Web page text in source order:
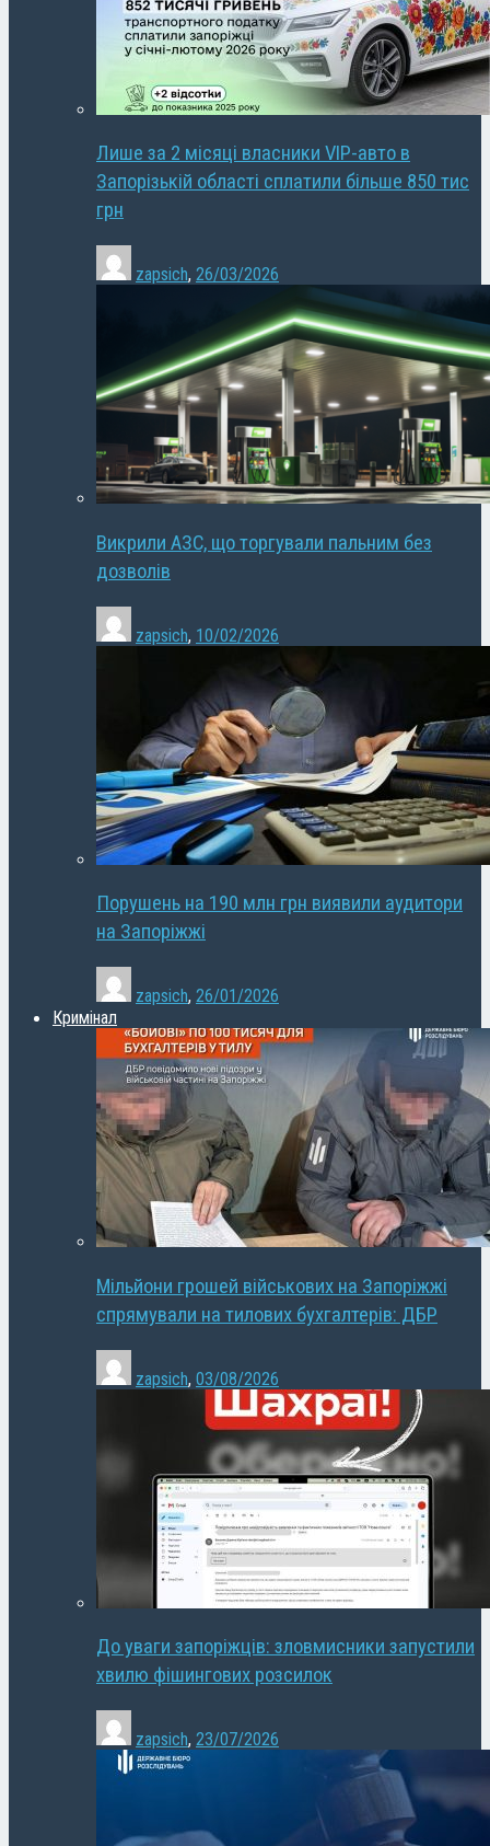
Лише за 2 місяці власники VIP-авто в
Запорізькій області сплатили більше 850 тис
грн
zapsich, 26/03/2026
Викрили АЗС, що торгували пальним без
дозволів
zapsich, 10/02/2026
Порушень на 190 млн грн виявили аудитори
на Запоріжжі
zapsich, 26/01/2026
Кримінал
Мільйони грошей військових на Запоріжжі
спрямували на тилових бухгалтерів: ДБР
zapsich, 03/08/2026
До уваги запоріжців: зловмисники запустили
хвилю фішингових розсилок
zapsich, 23/07/2026